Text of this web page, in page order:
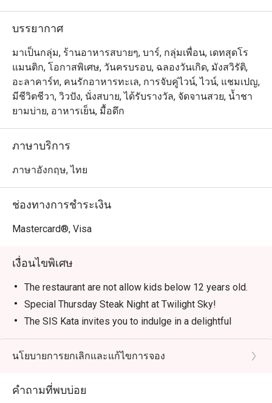
บรรยากาศ
มาเป็นกลุ่ม, ร้านอาหารสบายๆ, บาร์, กลุ่มเพื่อน, เดทสุดโร
แมนติก, โอกาสพิเศษ, วันครบรอบ, ฉลองวันเกิด, มังสวิรัติ,
อะลาคาร์ท, คนรักอาหารทะเล, การจับคู่ไวน์, ไวน์, แชมเปญ,
มีชีวิตชีวา, วิวปัง, นั่งสบาย, ได้รับรางวัล, จัดจานสวย, น้ำชา
ยามบ่าย, อาหารเย็น, มื้อดึก
ภาษาบริการ
ภาษาอังกฤษ, ไทย
ช่องทางการชำระเงิน
Mastercard®, Visa
เงื่อนไขพิเศษ
The restaurant are not allow kids below 12 years old.
Special Thursday Steak Night at Twilight Sky!
The SIS Kata invites you to indulge in a delightful
evening of premium à la carte steak selections at our
“Thursday Steak Night”, featuring the very best
It’s the perfect way to begin your beautiful evening
before the night sets in over the spectacular views at
นโยบายการยกเลิกและแก้ไขการจอง
คำถามที่พบบ่อย